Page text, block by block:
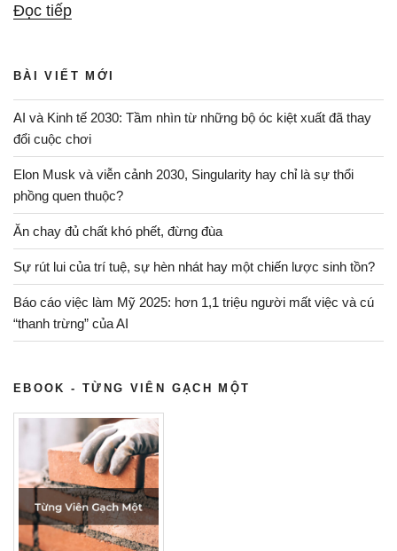
Đọc tiếp“Tự
AI
có
học
“truyền
thống”
hay
không?”
BÀI VIẾT MỚI
AI và Kinh tế 2030: Tầm nhìn từ những bộ óc kiệt xuất đã thay
đổi cuộc chơi
Elon Musk và viễn cảnh 2030, Singularity hay chỉ là sự thổi
phồng quen thuộc?
Ăn chay đủ chất khó phết, đừng đùa
Sự rút lui của trí tuệ, sự hèn nhát hay một chiến lược sinh tồn?
Báo cáo việc làm Mỹ 2025: hơn 1,1 triệu người mất việc và cú
“thanh trừng” của AI
EBOOK - TỪNG VIÊN GẠCH MỘT